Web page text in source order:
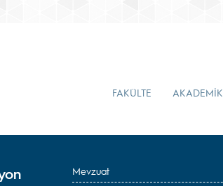
FAKÜLTE AKADEMİK
Mevzuat